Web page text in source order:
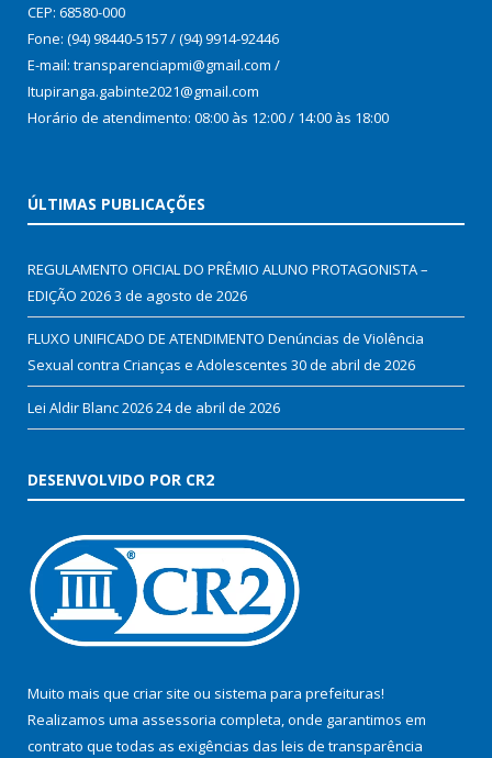
CEP: 68580-000
Fone: (94) 98440-5157 / (94) 9914-92446
E-mail: transparenciapmi@gmail.com /
Itupiranga.gabinte2021@gmail.com
Horário de atendimento: 08:00 às 12:00 / 14:00 às 18:00
ÚLTIMAS PUBLICAÇÕES
REGULAMENTO OFICIAL DO PRÊMIO ALUNO PROTAGONISTA –
EDIÇÃO 20263 de agosto de 2026
FLUXO UNIFICADO DE ATENDIMENTO Denúncias de Violência
Sexual contra Crianças e Adolescentes 30 de abril de 2026
Lei Aldir Blanc 202624 de abril de 2026
DESENVOLVIDO POR CR2
Muito mais que criar site ou sistema para prefeituras!
Realizamos uma assessoria completa, onde garantimos em
contrato que todas as exigências das leis de transparência